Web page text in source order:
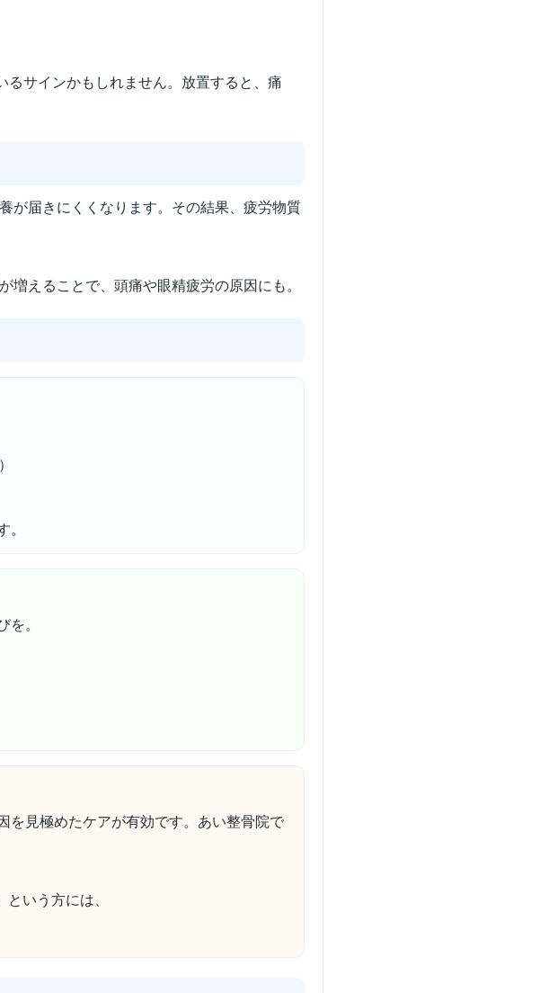
サインかもしれません。放置すると、痛
が届きにくくなります。その結果、疲労物質
えることで、頭痛や眼精疲労の原因にも。
。
を見極めたケアが有効です。あい整骨院で
いう方には、